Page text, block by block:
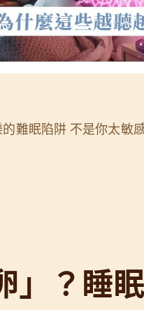
難眠陷阱 不是你太敏
」？睡